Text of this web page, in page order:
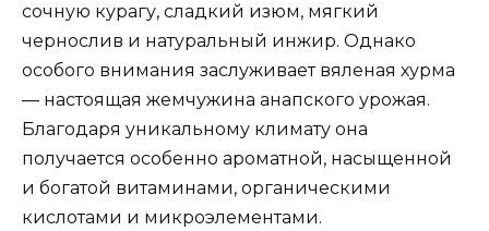
сочную курагу, сладкий изюм, мягкий
чернослив и натуральный инжир. Однако
особого внимания заслуживает вяленая хурма
— настоящая жемчужина анапского урожая.
Благодаря уникальному климату она
получается особенно ароматной, насыщенной
и богатой витаминами, органическими
кислотами и микроэлементами.